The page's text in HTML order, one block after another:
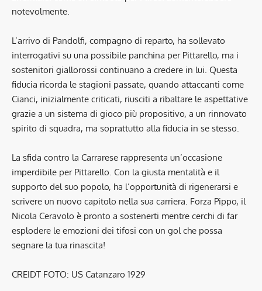
notevolmente.
L’arrivo di Pandolfi, compagno di reparto, ha sollevato
interrogativi su una possibile panchina per Pittarello, ma i
sostenitori giallorossi continuano a credere in lui. Questa
fiducia ricorda le stagioni passate, quando attaccanti come
Cianci, inizialmente criticati, riusciti a ribaltare le aspettative
grazie a un sistema di gioco più propositivo, a un rinnovato
spirito di squadra, ma soprattutto alla fiducia in se stesso.
La sfida contro la Carrarese rappresenta un’occasione
imperdibile per Pittarello. Con la giusta mentalità e il
supporto del suo popolo, ha l’opportunità di rigenerarsi e
scrivere un nuovo capitolo nella sua carriera. Forza Pippo, il
Nicola Ceravolo è pronto a sostenerti mentre cerchi di far
esplodere le emozioni dei tifosi con un gol che possa
segnare la tua rinascita!
CREIDT FOTO: US Catanzaro 1929